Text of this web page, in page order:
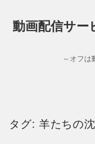
動画配信サー
～オフは
タグ: 羊たちの